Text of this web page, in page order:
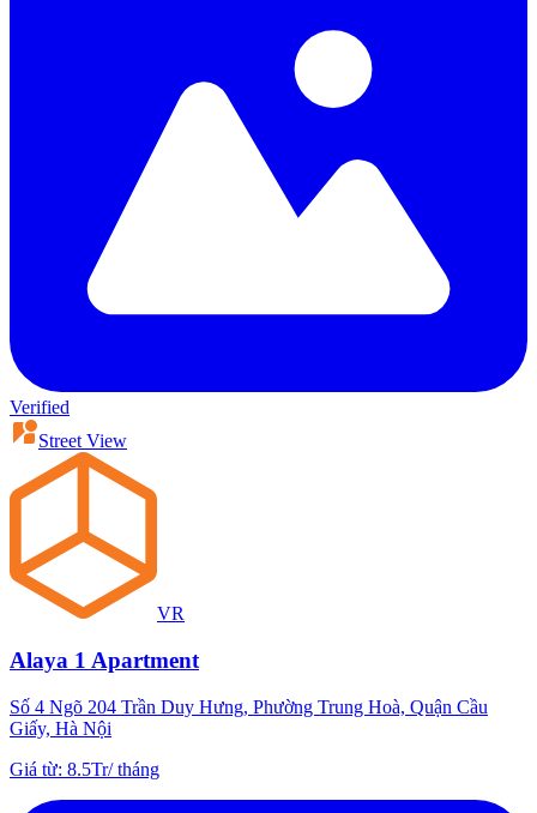
Verified
Street View
VR
Alaya 1 Apartment
Số 4 Ngõ 204 Trần Duy Hưng, Phường Trung Hoà, Quận Cầu
Giấy, Hà Nội
Giá từ: 8.5Tr/tháng